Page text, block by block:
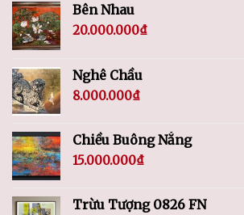
Bên Nhau
20.000.000₫
Nghê Chầu
8.000.000₫
Chiều Buông Nắng
15.000.000₫
Trừu Tượng 0826 FN